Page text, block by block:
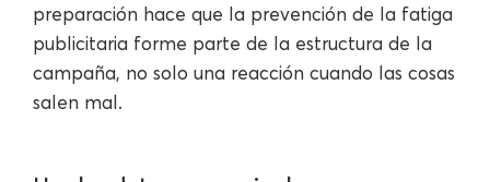
preparación hace que la prevención de la fatiga
publicitaria forme parte de la estructura de la
campaña, no solo una reacción cuando las cosas
salen mal.